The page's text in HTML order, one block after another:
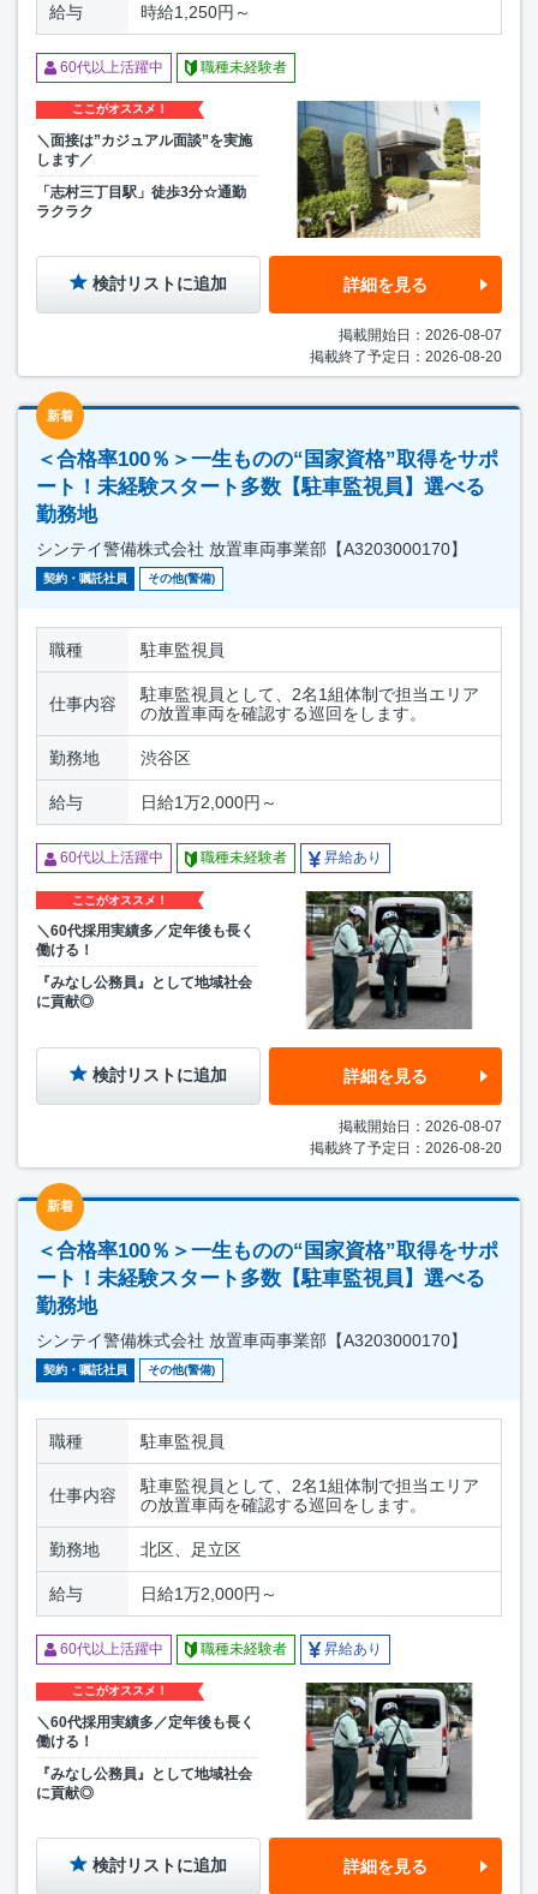
給与 時給1,250円～
60代以上活躍中 職種未経験者
ここがオススメ！
＼面接は”カジュアル面談”を実施
します／
「志村三丁目駅」徒歩3分☆通勤
ラクラク
検討リストに追加 詳細を見る
掲載開始日：2026-08-07
掲載終了予定日：2026-08-20
新着
＜合格率100％＞一生ものの“国家資格”取得をサポ
ート！未経験スタート多数【駐車監視員】選べる
勤務地
シンテイ警備株式会社 放置車両事業部【A3203000170】
契約・嘱託社員 その他(警備)
職種 駐車監視員
仕事内容
駐車監視員として、2名1組体制で担当エリア
の放置車両を確認する巡回をします。
勤務地 渋谷区
給与 日給1万2,000円～
60代以上活躍中 職種未経験者 昇給あり
ここがオススメ！
＼60代採用実績多／定年後も長く
働ける！
『みなし公務員』として地域社会
に貢献◎
検討リストに追加 詳細を見る
掲載開始日：2026-08-07
掲載終了予定日：2026-08-20
新着
＜合格率100％＞一生ものの“国家資格”取得をサポ
ート！未経験スタート多数【駐車監視員】選べる
勤務地
シンテイ警備株式会社 放置車両事業部【A3203000170】
契約・嘱託社員 その他(警備)
職種 駐車監視員
仕事内容
駐車監視員として、2名1組体制で担当エリア
の放置車両を確認する巡回をします。
勤務地 北区、足立区
給与 日給1万2,000円～
60代以上活躍中 職種未経験者 昇給あり
ここがオススメ！
＼60代採用実績多／定年後も長く
働ける！
『みなし公務員』として地域社会
に貢献◎
検討リストに追加 詳細を見る